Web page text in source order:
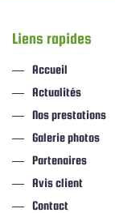
Liens rapides
Accueil
Actualités
Nos prestations
Galerie photos
Partenaires
Avis client
Contact